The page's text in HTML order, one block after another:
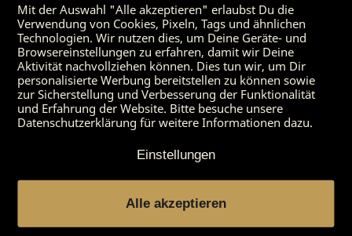
Mit der Auswahl "Alle akzeptieren" erlaubst Du die
Verwendung von Cookies, Pixeln, Tags und ähnlichen
Technologien. Wir nutzen dies, um Deine Geräte- und
Browsereinstellungen zu erfahren, damit wir Deine
Aktivität nachvollziehen können. Dies tun wir, um Dir
personalisierte Werbung bereitstellen zu können sowie
zur Sicherstellung und Verbesserung der Funktionalität
und Erfahrung der Website. Bitte besuche unsere
Datenschutzerklärung für weitere Informationen dazu.
Einstellungen
Alle akzeptieren